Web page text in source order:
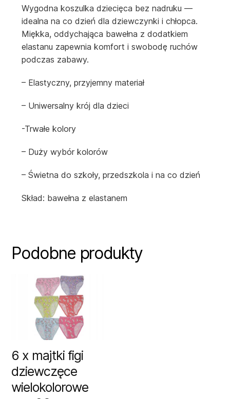
Wygodna koszulka dziecięca bez nadruku —
idealna na co dzień dla dziewczynki i chłopca.
Miękka, oddychająca bawełna z dodatkiem
elastanu zapewnia komfort i swobodę ruchów
podczas zabawy.
– Elastyczny, przyjemny materiał
– Uniwersalny krój dla dzieci
-Trwałe kolory
– Duży wybór kolorów
– Świetna do szkoły, przedszkola i na co dzień
Skład: bawełna z elastanem
Podobne produkty
6 x majtki figi
dziewczęce
wielokolorowe